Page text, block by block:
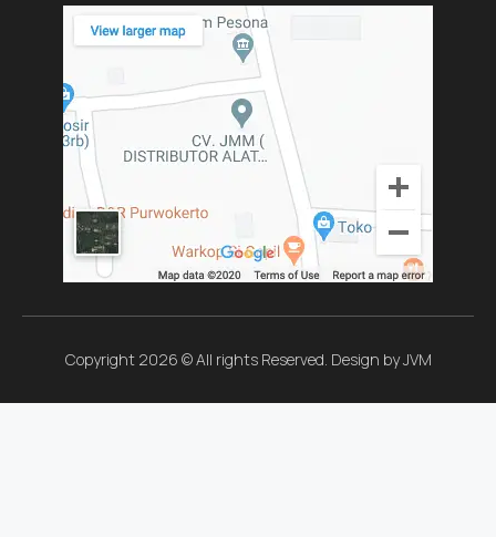
Copyright 2026 © All rights Reserved. Design by JVM